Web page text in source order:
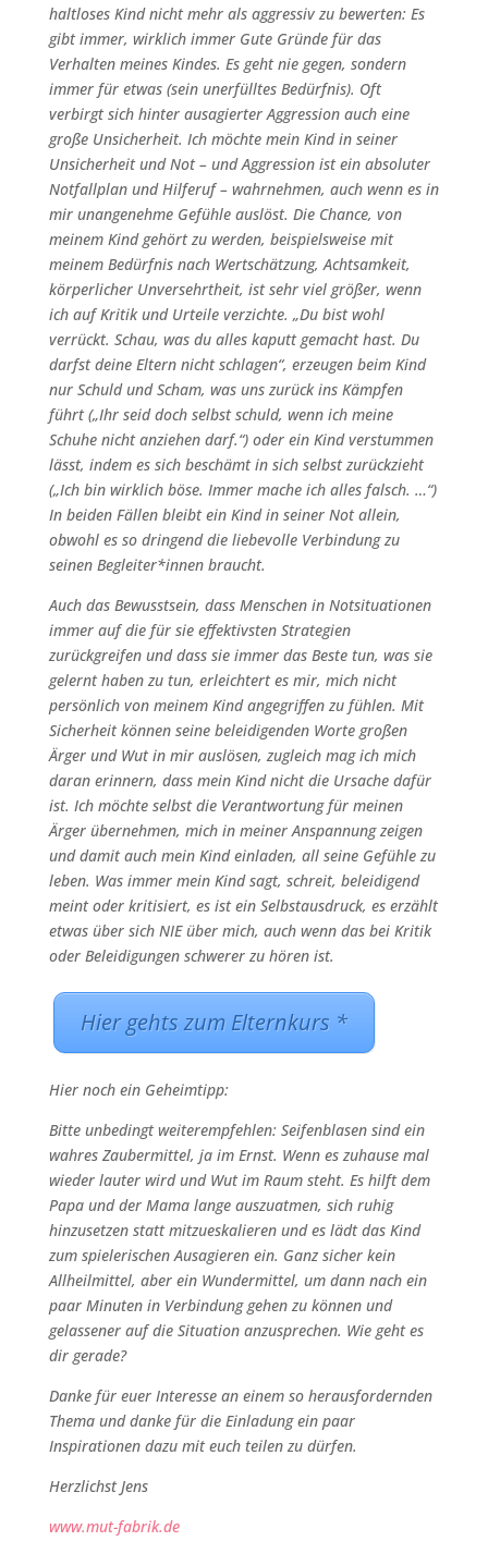
haltloses Kind nicht mehr als aggressiv zu bewerten: Es
gibt immer, wirklich immer Gute Gründe für das
Verhalten meines Kindes. Es geht nie gegen, sondern
immer für etwas (sein unerfülltes Bedürfnis). Oft
verbirgt sich hinter ausagierter Aggression auch eine
große Unsicherheit. Ich möchte mein Kind in seiner
Unsicherheit und Not – und Aggression ist ein absoluter
Notfallplan und Hilferuf – wahrnehmen, auch wenn es in
mir unangenehme Gefühle auslöst. Die Chance, von
meinem Kind gehört zu werden, beispielsweise mit
meinem Bedürfnis nach Wertschätzung, Achtsamkeit,
körperlicher Unversehrtheit, ist sehr viel größer, wenn
ich auf Kritik und Urteile verzichte. „Du bist wohl
verrückt. Schau, was du alles kaputt gemacht hast. Du
darfst deine Eltern nicht schlagen“, erzeugen beim Kind
nur Schuld und Scham, was uns zurück ins Kämpfen
führt („Ihr seid doch selbst schuld, wenn ich meine
Schuhe nicht anziehen darf.“) oder ein Kind verstummen
lässt, indem es sich beschämt in sich selbst zurückzieht
(„Ich bin wirklich böse. Immer mache ich alles falsch. …“)
In beiden Fällen bleibt ein Kind in seiner Not allein,
obwohl es so dringend die liebevolle Verbindung zu
seinen Begleiter*innen braucht.
Auch das Bewusstsein, dass Menschen in Notsituationen
immer auf die für sie effektivsten Strategien
zurückgreifen und dass sie immer das Beste tun, was sie
gelernt haben zu tun, erleichtert es mir, mich nicht
persönlich von meinem Kind angegriffen zu fühlen. Mit
Sicherheit können seine beleidigenden Worte großen
Ärger und Wut in mir auslösen, zugleich mag ich mich
daran erinnern, dass mein Kind nicht die Ursache dafür
ist. Ich möchte selbst die Verantwortung für meinen
Ärger übernehmen, mich in meiner Anspannung zeigen
und damit auch mein Kind einladen, all seine Gefühle zu
leben. Was immer mein Kind sagt, schreit, beleidigend
meint oder kritisiert, es ist ein Selbstausdruck, es erzählt
etwas über sich NIE über mich, auch wenn das bei Kritik
oder Beleidigungen schwerer zu hören ist.
Hier gehts zum Elternkurs *
Hier noch ein Geheimtipp:
Bitte unbedingt weiterempfehlen: Seifenblasen sind ein
wahres Zaubermittel, ja im Ernst. Wenn es zuhause mal
wieder lauter wird und Wut im Raum steht. Es hilft dem
Papa und der Mama lange auszuatmen, sich ruhig
hinzusetzen statt mitzueskalieren und es lädt das Kind
zum spielerischen Ausagieren ein. Ganz sicher kein
Allheilmittel, aber ein Wundermittel, um dann nach ein
paar Minuten in Verbindung gehen zu können und
gelassener auf die Situation anzusprechen. Wie geht es
dir gerade?
Danke für euer Interesse an einem so herausfordernden
Thema und danke für die Einladung ein paar
Inspirationen dazu mit euch teilen zu dürfen.
Herzlichst Jens
www.mut-fabrik.de